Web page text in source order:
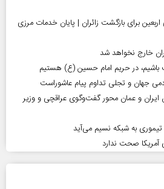
برای بازگشت زائران | پایان خدمات مرزی
خارج نخواهد شد
در حریم امام حسین (ع) هستیم
جهان و تجلی تداوم پیام عاشوراست
ایران و عمان محور گفت‌وگوی عراقچی و وزیر
به شبکه نسیم می‌آید
آمریکا صحت ندارد